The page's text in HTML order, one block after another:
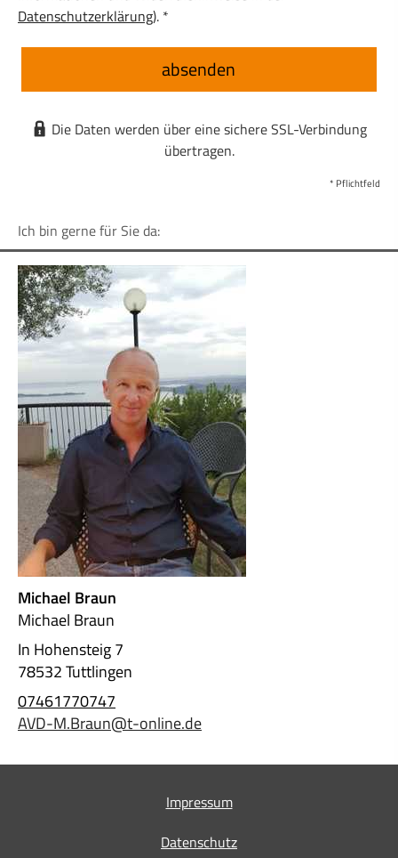
Datenschutzerklärung). *
absenden
Die Daten werden über eine sichere SSL-Verbindung
übertragen.
* Pflichtfeld
Ich bin gerne für Sie da:
Michael Braun
Michael Braun
In Hohensteig 7
78532 Tuttlingen
07461770747
AVD-M.Braun@t-online.de
Impressum
Datenschutz